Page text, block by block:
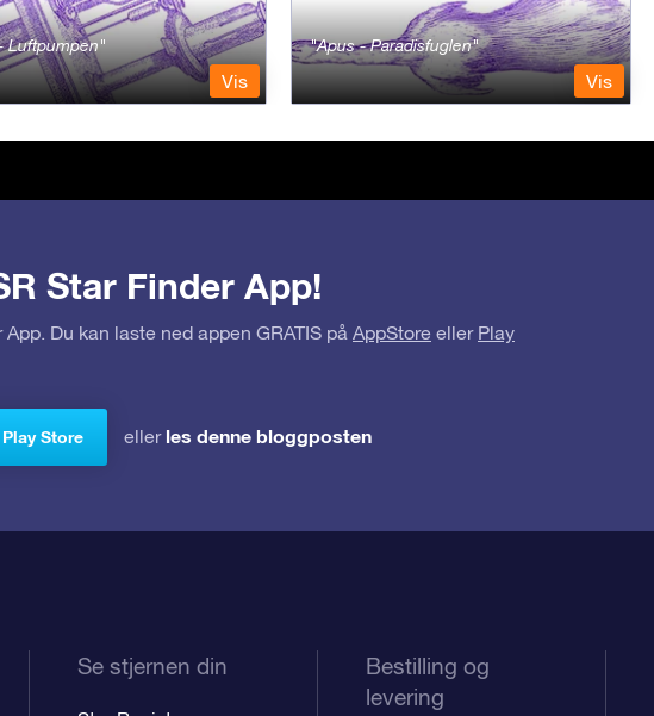
Luftpumpen
Vis
Apus - Paradisfuglen
Vis
Star Finder App!
Du kan laste ned appen GRATIS på AppStore eller Play
Store eller les denne bloggposten
Se stjernen din
Bestilling og
levering